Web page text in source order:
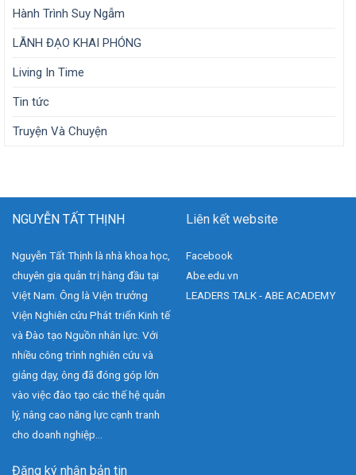
Hành Trình Suy Ngẫm
LÃNH ĐẠO KHAI PHÓNG
Living In Time
Tin tức
Truyện Và Chuyện
NGUYỄN TẤT THỊNH
Nguyễn Tất Thịnh là nhà khoa học,
chuyên gia quản trị hàng đầu tại
Việt Nam. Ông là Viện trưởng
Viện Nghiên cứu Phát triển Kinh tế
và Đào tạo Nguồn nhân lực. Với
nhiều công trình nghiên cứu và
giảng dạy, ông đã đóng góp lớn
vào việc đào tạo các thế hệ quản
lý, nâng cao năng lực cạnh tranh
cho doanh nghiệp...
Liên kết website
Facebook
Abe.edu.vn
LEADERS TALK - ABE ACADEMY
Đăng ký nhận bản tin